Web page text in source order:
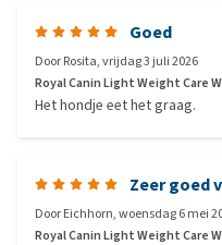
Goed
DoorRosita,vrijdag 3 juli 2026
Royal Canin Light Weight Care
Het hondje eet het graag.
Zeer goed
DoorEichhorn,woensdag 6 mei
Royal Canin Light Weight Care